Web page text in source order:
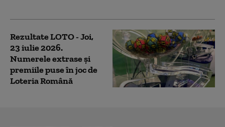
Rezultate LOTO - Joi,
23 iulie 2026.
Numerele extrase și
premiile puse în joc de
Loteria Română